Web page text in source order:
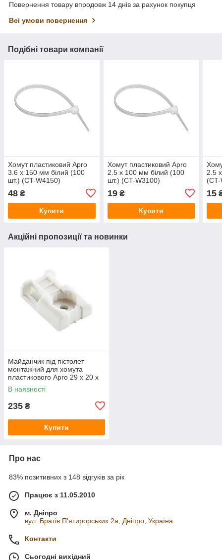
Повернення товару впродовж 14 днів за рахунок покупця
Всі умови повернення
Подібні товари компанії
Хомут пластиковий Apro
3.6 х 150 мм білий (100
шт.) (CT-W4150)
48 ₴
Купити
Хомут пластиковий Apro
2.5 х 100 мм білий (100
шт.) (CT-W3100)
19₴
Купити
2.5
15
Акційні пропозиції та новинки
Майданчик під пістолет
монтажний для хомута
пластикового Apro 29 х 20 х
8мм білий (100шт) (PH-
2920WP)
В наявності
235 ₴
Купити
Про нас
83% позитивних з 148 відгуків за рік
Працює з 11.05.2010
м. Дніпро
вул. Братів П'ятирорських 2а, Дніпро, Україна
Контакти
Сьогодні вихідний